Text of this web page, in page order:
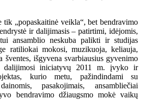
„popaskaitinė veikla“, bet bendravimo
ir dalijimasis – patirtimi, idėjomis,
ansamblio neskuba palikti ir studijas
ratiliokai mokosi, muzikuoja, keliauja,
šventes, išgyvena svarbiausius gyvenimo
dalijimosi iniciatyvų 2011 m. įvyko ir
kurio metu, pažindindami su
pasakojimais, ansambliečiai
bendravimo džiaugsmo mokė vaikų